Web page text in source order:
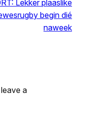
Lekker plaaslike
begin dié
naweek
a